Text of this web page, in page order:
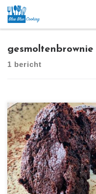
Ga naar inhoud
gesmoltenbrownie
1 bericht
[…]